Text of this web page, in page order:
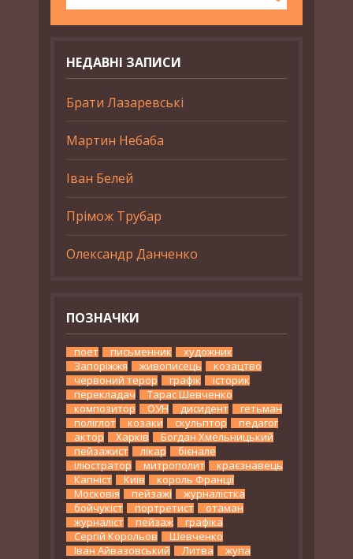
НЕДАВНІ ЗАПИСИ
Брати Лазаревські
Мартин Небаба
Іван Белей
Прімож Трубар
Олександр Данченко
ПОЗНАЧКИ
поет письменник
художник
Запоріжжя
живописець
козацтво
червоний терор
графік
історик
перекладач
Тарас Шевченко
композитор
ОУН дисидент
гетьман
поліглот
козаки скульптор
педагог
актор
Харків
Богдан Хмельницький
пейзажист
лікар
бієнале
ілюстратор
митрополит
краєзнавець
Капніст
Київ
король Франції
Московія
пейзажі
журналістка
бойчукіст
портретист
отаман
журналіст
пейзаж
графіка
Сергій Корольов
Шевченко
Іван Айвазовський
Литва жупа